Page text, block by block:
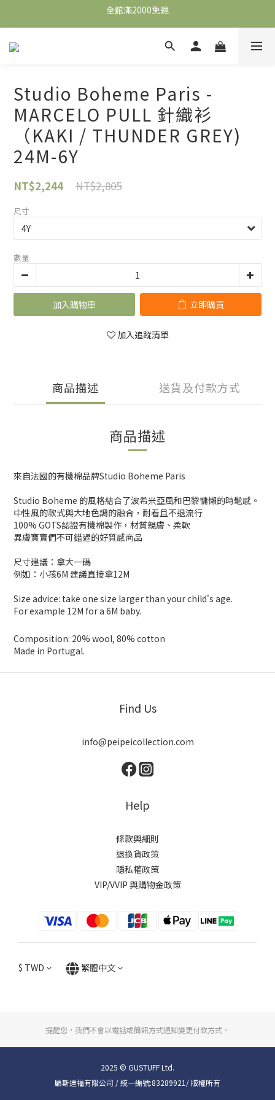
全館滿2000免運
全館滿2000免運
全館滿2000免運
Studio Boheme Paris -
MARCELO PULL 針織衫
（KAKI / THUNDER GREY)
24M-6Y
NT$2,805
NT$2,244
尺寸
數量
加入購物車 立即購買
加入追蹤清單
商品描述 送貨及付款方式
商品描述
來自法國的有機棉品牌Studio Boheme Paris
Studio Boheme 的風格結合了波希米亞風和巴黎慵懶的時髦感。
中性風的款式與大地色調的融合，耐看且不退流行
100% GOTS認證有機棉製作，材質親膚、柔軟
異膚寶寶們不可錯過的好質感商品
尺寸建議：拿大一碼
例如：小孩6M 建議直接拿12M
Size advice: take one size larger than your child's age.
For example 12M for a 6M baby.
Composition: 20% wool, 80% cotton
Made in Portugal.
Find Us
info@peipeicollection.com
Help
條款與細則
退換貨政策
隱私權政策
VIP/VVIP 與購物金政策
$ TWD 繁體中文
提醒您，我們不會以電話或簡訊方式通知變更付款方式。
2025 © GUSTUFF Ltd.
顧斯達福有限公司 / 統一編號:83289921/ 版權所有